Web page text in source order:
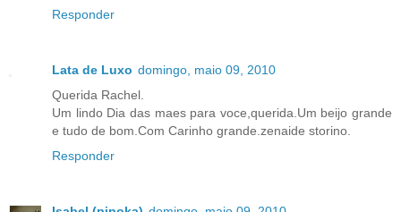
Responder
Lata de Luxo domingo, maio 09, 2010
Querida Rachel.
Um lindo Dia das maes para voce,querida.Um beijo grande
e tudo de bom.Com Carinho grande.zenaide storino.
Responder